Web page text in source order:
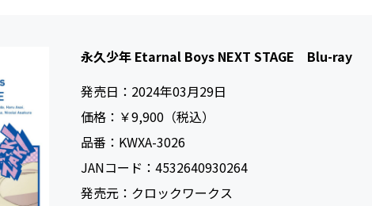
永久少年 Etarnal Boys NEXT STAGE Blu-ray
発売日： 2024年03月29日
価格： ￥9,900（税込）
品番： KWXA-3026
JANコード： 4532640930264
発売元： クロックワークス